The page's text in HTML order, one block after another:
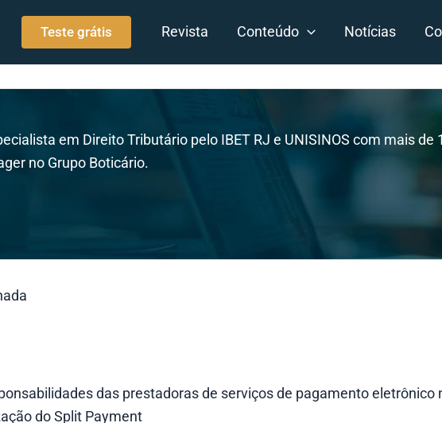
Teste grátis Revista Conteúdo Notícias
em Direito Tributário pelo IBET RJ e UNISINOS com mais
no Grupo Boticário.
das prestadoras de serviços de pagamento eletrônico
do Split Payment